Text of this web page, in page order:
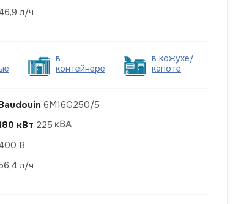
л/ч
в
контейнере
в кожухе/
капоте
6M16G250/5
кВт 225
В
л/ч